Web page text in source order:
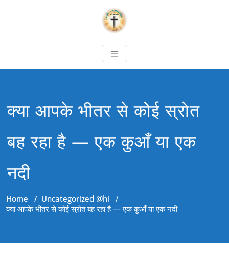
क्या आपके भीतर से कोई स्रोत
बह रहा है — एक कुआँ या एक
नदी
Home / Uncategorized @hi /
क्या आपके भीतर से कोई स्रोत बह रहा है — एक कुआँ या एक नदी